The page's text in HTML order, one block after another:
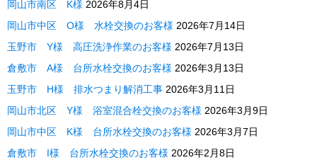
岡山市南区 K様 2026年8月4日
岡山市中区 O様 水栓交換のお客様 2026年7月14日
玉野市 Y様 高圧洗浄作業のお客様 2026年7月13日
倉敷市 A様 台所水栓交換のお客様 2026年3月13日
玉野市 H様 排水つまり解消工事 2026年3月11日
岡山市北区 Y様 浴室混合栓交換のお客様 2026年3月9日
岡山市中区 K様 台所水栓交換のお客様 2026年3月7日
倉敷市 I様 台所水栓交換のお客様 2026年2月8日